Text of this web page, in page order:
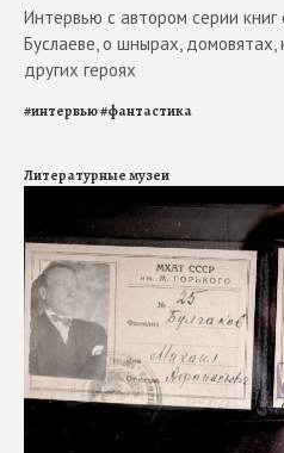
Интервью с автором серии
Буслаеве, о шнырах, домовятах,
других героях
#интервью#фантастика
Литературные музеи